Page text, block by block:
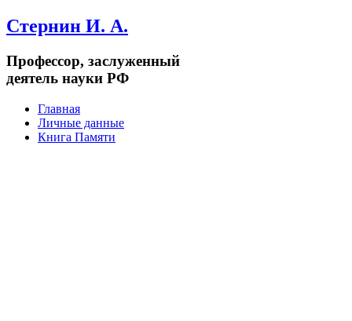
Стернин И. А.
Профессор, заслуженный
деятель науки РФ
Главная
Личные данные
Книга Памяти